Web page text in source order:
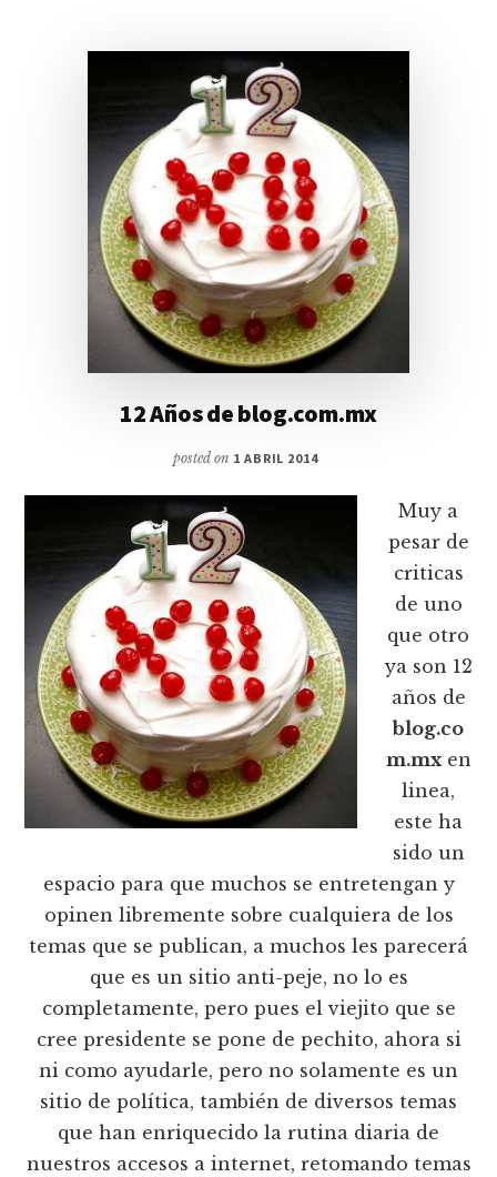
12 Años de blog.com.mx
posted on 1 ABRIL 2014
Muy a
pesar de
criticas
de uno
que otro
ya son 12
años de
blog.co
m.mxen
linea,
este ha
sido un
espacio para que muchos se entretengan y
opinen libremente sobre cualquiera de los
temas que se publican, a muchos les parecerá
que es un sitio anti-peje, no lo es
completamente, pero pues el viejito que se
cree presidente se pone de pechito, ahora si
ni como ayudarle, pero no solamente es un
sitio de política, también de diversos temas
que han enriquecido la rutina diaria de
nuestros accesos a internet, retomando temas